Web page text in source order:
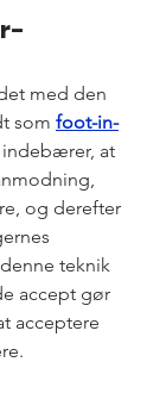
med den
som foot-in-
indebærer, at
og derefter
teknik
accept gør
acceptere